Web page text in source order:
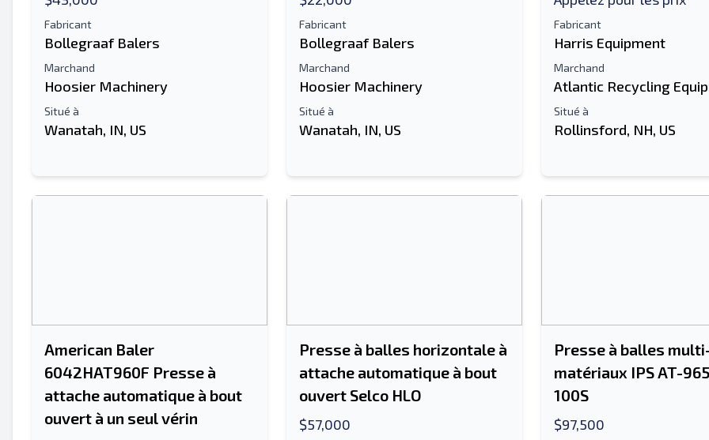
Fabricant
Bollegraaf Balers
Marchand
Hoosier Machinery
Situé à
Wanatah, IN, US
Fabricant
Bollegraaf Balers
Marchand
Hoosier Machinery
Situé à
Wanatah, IN, US
Fabricant
Harris Equipment
Marchand
Atlantic Recycling
Situé à
Rollinsford, NH, US
American Baler
6042HAT960F Presse à
attache automatique à bout
ouvert à un seul vérin
Presse à balles horizontale à
attache automatique à bout
ouvert Selco HLO
$57,000
Presse à balles
matériaux IPS AT-
100S
$97,500